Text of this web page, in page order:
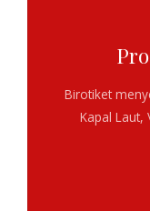
Birotiket
Kapal Laut,